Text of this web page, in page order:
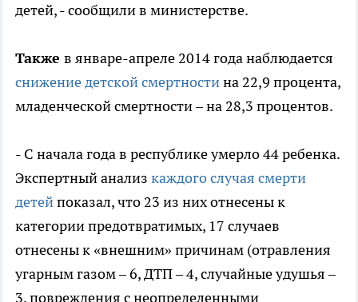
детей, - сообщили в министерстве.
Также в январе-апреле 2014 года наблюдается
снижение детской смертностина 22,9 процента,
младенческой смертности – на 28,3 процентов.
- С начала года в республике умерло 44 ребенка.
Экспертный анализ каждого случая смерти
детейпоказал, что 23 из них отнесены к
категории предотвратимых, 17 случаев
отнесены к «внешним» причинам (отравления
угарным газом – 6, ДТП – 4, случайные удушья –
3, повреждения с неопределенными